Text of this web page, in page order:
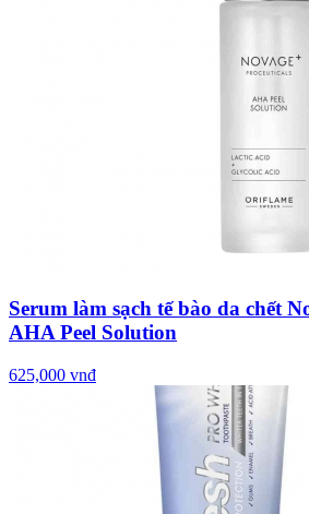
Serum làm sạch tế bào da chết
AHA Peel Solution
625,000 vnđ